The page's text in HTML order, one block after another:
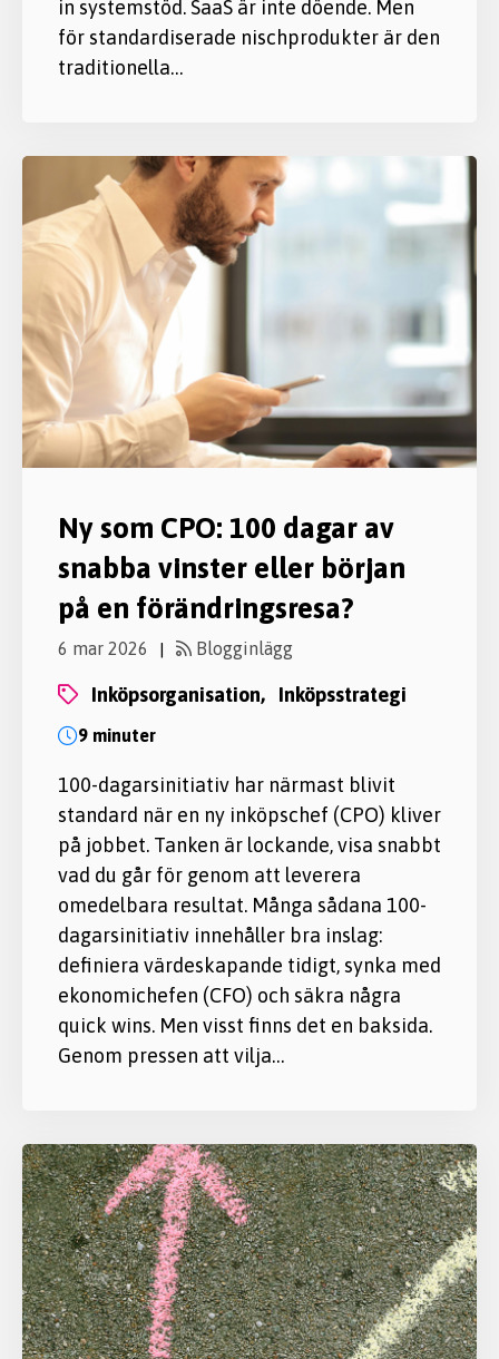
in systemstöd. SaaS är inte döende. Men
för standardiserade nischprodukter är den
traditionella…
Ny som CPO: 100 dagar av
snabba vinster eller början
på en förändringsresa?
6 mar 2026 | Blogginlägg
inköpsorganisation, inköpsstrategi
9 minuter
100-dagarsinitiativ har närmast blivit
standard när en ny inköpschef (CPO) kliver
på jobbet. Tanken är lockande, visa snabbt
vad du går för genom att leverera
omedelbara resultat. Många sådana 100-
dagarsinitiativ innehåller bra inslag:
definiera värdeskapande tidigt, synka med
ekonomichefen (CFO) och säkra några
quick wins. Men visst finns det en baksida.
Genom pressen att vilja…